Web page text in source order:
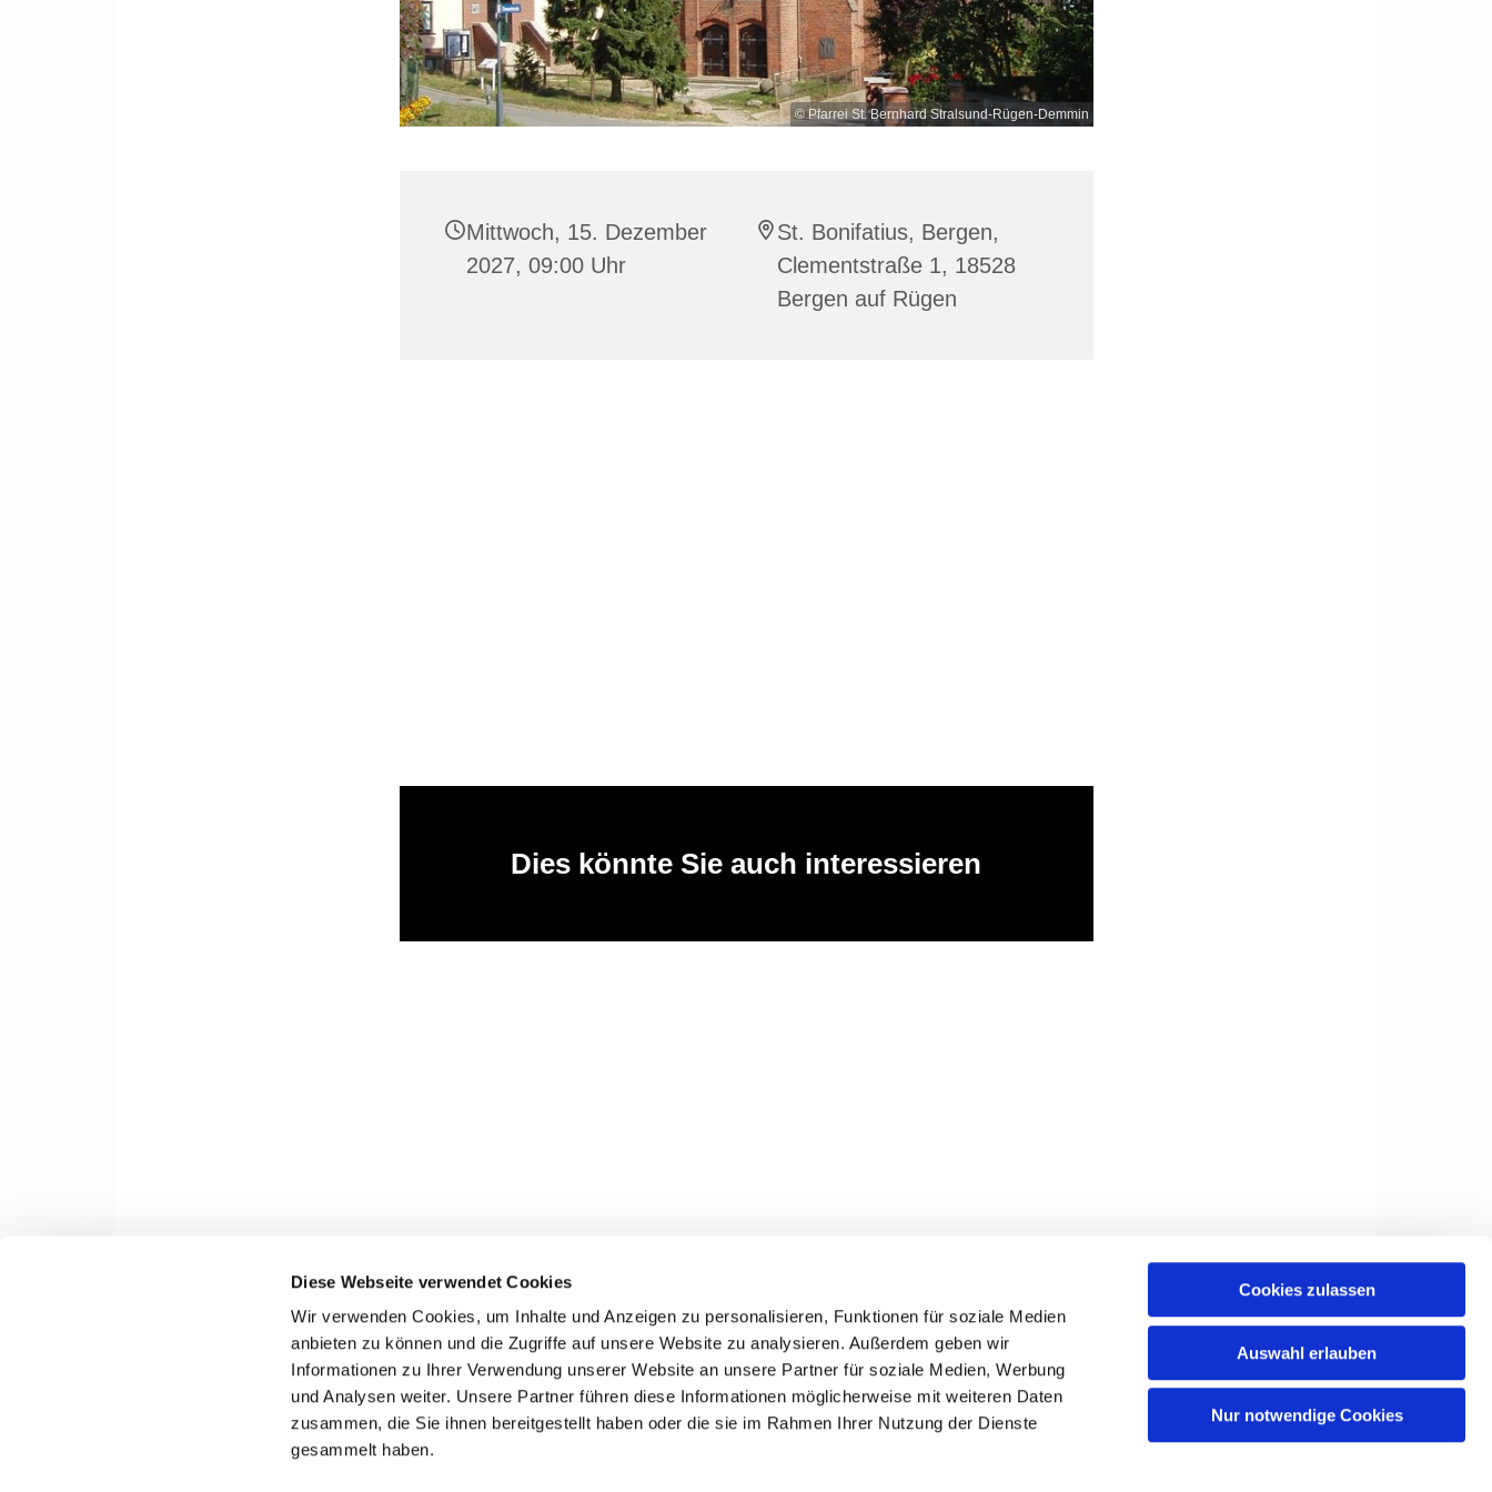
Diese Webseite verwendet Cookies
Wir verwenden Cookies, um Inhalte und Anzeigen zu personalisieren, Funktionen für soziale Medien
anbieten zu können und die Zugriffe auf unsere Website zu analysieren. Außerdem geben wir
Informationen zu Ihrer Verwendung unserer Website an unsere Partner für soziale Medien, Werbung
und Analysen weiter. Unsere Partner führen diese Informationen möglicherweise mit weiteren Daten
zusammen, die Sie ihnen bereitgestellt haben oder die sie im Rahmen Ihrer Nutzung der Dienste
gesammelt haben.
Cookies zulassen
Auswahl erlauben
Nur notwendige Cookies
© Pfarrei St. Bernhard Stralsund-Rügen-Demmin
Mittwoch, 15. Dezember
2027, 09:00 Uhr
St. Bonifatius, Bergen,
Clementstraße 1, 18528
Bergen auf Rügen
Dies könnte Sie auch interessieren